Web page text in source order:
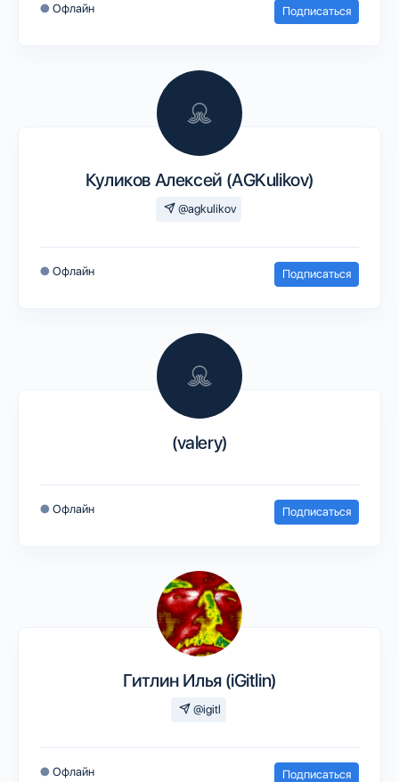
● Офлайн Подписаться
Куликов Алексей (AGKulikov)
@agkulikov
● Офлайн Подписаться
(valery)
● Офлайн Подписаться
Гитлин Илья (iGitlin)
@igitl
● Офлайн Подписаться